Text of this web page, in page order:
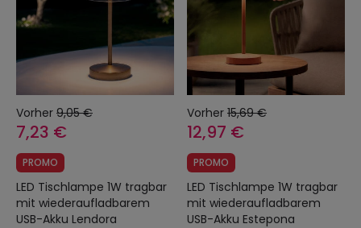
Vorher 9,05 €
7,23 €
PROMO
LED Tischlampe 1W tragbar
mit wiederaufladbarem
USB-Akku Lendora
Vorher 15,69 €
12,97 €
PROMO
LED Tischlampe 1W tragbar
mit wiederaufladbarem
USB-Akku Estepona